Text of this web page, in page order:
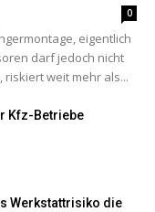
0
eigentlich
darf jedoch nicht
weit mehr als...
Kfz-Betriebe
Werkstattrisiko die